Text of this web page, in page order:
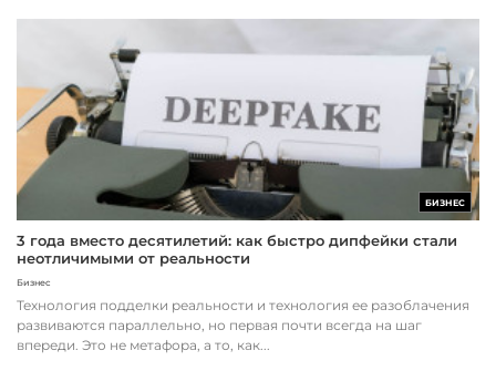
БИЗНЕС
3 года вместо десятилетий: как быстро дипфейки стали
неотличимыми от реальности
Бизнес
Технология подделки реальности и технология ее разоблачения
развиваются параллельно, но первая почти всегда на шаг
впереди. Это не метафора, а то, как...